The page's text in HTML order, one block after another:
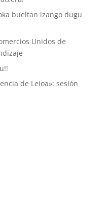
bueltan izango dugu
Unidos de
de Leioa»: sesión